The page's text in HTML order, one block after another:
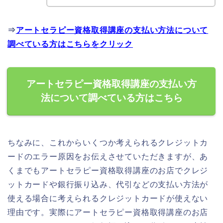
⇒アートセラピー資格取得講座の支払い方法について
調べている方はこちらをクリック
アートセラピー資格取得講座の支払い方
法について調べている方はこちら
ちなみに、これからいくつか考えられるクレジットカ
ードのエラー原因をお伝えさせていただきますが、あ
くまでもアートセラピー資格取得講座のお店でクレジ
ットカードや銀行振り込み、代引などの支払い方法が
使える場合に考えられるクレジットカードが使えない
理由です。実際にアートセラピー資格取得講座のお店